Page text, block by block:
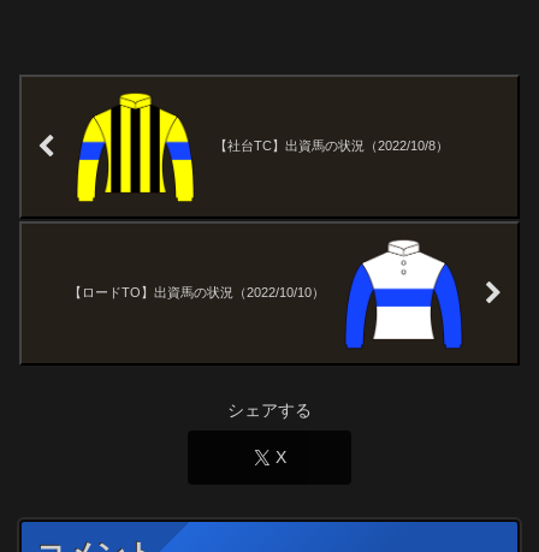
【社台TC】出資馬の状況（2022/10/8）
【ロードTO】出資馬の状況（2022/10/10）
シェアする
X